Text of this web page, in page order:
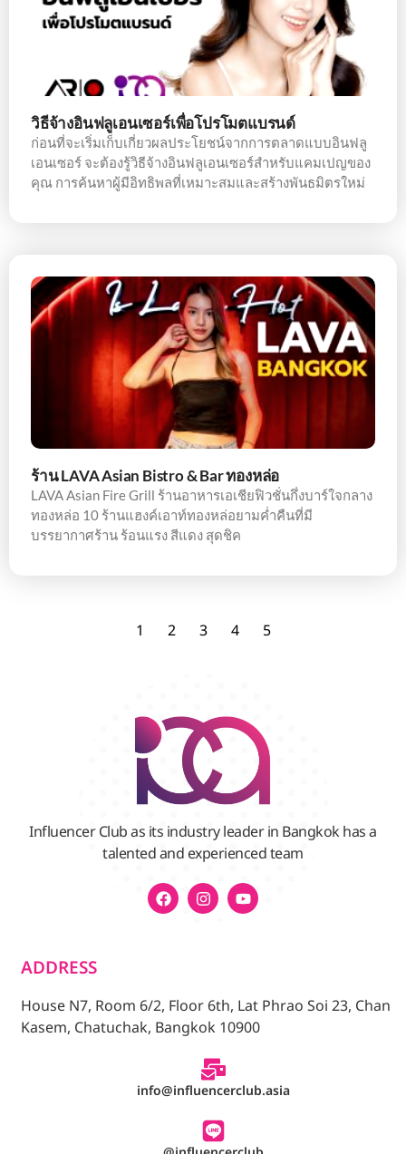
วิธีจ้างอินฟลูเอนเซอร์เพื่อโปรโมตแบรนด์
ก่อนที่จะเริ่มเก็บเกี่ยวผลประโยชน์จากการตลาดแบบอินฟลู
เอนเซอร์ จะต้องรู้วิธีจ้างอินฟลูเอนเซอร์สำหรับแคมเปญของ
คุณ การค้นหาผู้มีอิทธิพลที่เหมาะสมและสร้างพันธมิตรใหม่
ร้าน LAVA Asian Bistro & Bar ทองหล่อ
LAVA Asian Fire Grill ร้านอาหารเอเชียฟิวชั่นกึ่งบาร์ใจกลาง
ทองหล่อ 10 ร้านแฮงค์เอาท์ทองหล่อยามค่ำคืนที่มี
บรรยากาศร้าน ร้อนแรง สีแดง สุดชิค
1 2 3 4 5
Influencer Club as its industry leader in Bangkok has a
talented and experienced team
ADDRESS
House N7, Room 6/2, Floor 6th, Lat Phrao Soi 23, Chan
Kasem, Chatuchak, Bangkok 10900
info@influencerclub.asia